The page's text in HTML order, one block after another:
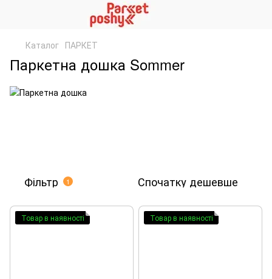
Каталог ПАРКЕТ
Паркетна дошка Sommer
Фільтр 1 Спочатку дешевше
Товар в наявності Товар в наявності